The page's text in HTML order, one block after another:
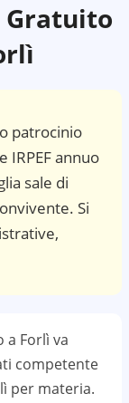
Gratuito
patrocinio
IRPEF annuo
sale di
Si
a Forlì va
competente
per materia.